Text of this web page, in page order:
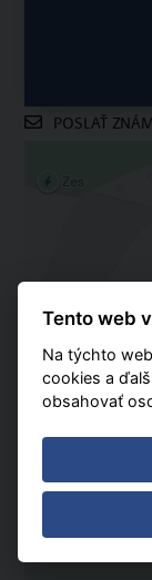
POSLAŤ
Tento web
Na týchto
cookies a
obsahovať